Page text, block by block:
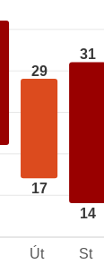
29
17
31
14
Út St